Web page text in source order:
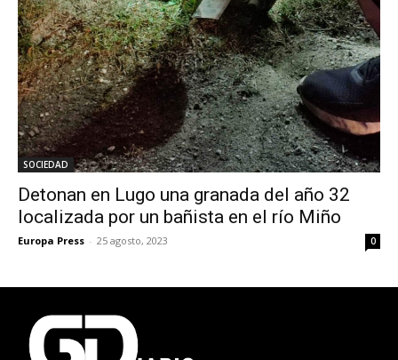
SOCIEDAD
Detonan en Lugo una granada del año 32
localizada por un bañista en el río Miño
Europa Press - 25 agosto, 2023 0